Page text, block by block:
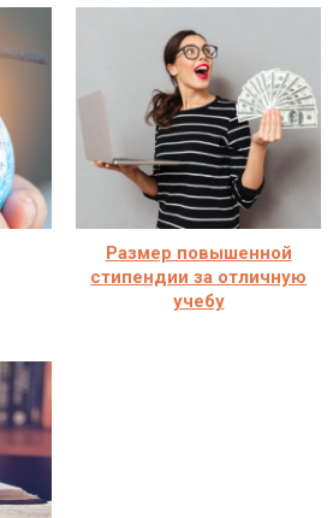
Размер повышенной
стипендии за отличную
учебу